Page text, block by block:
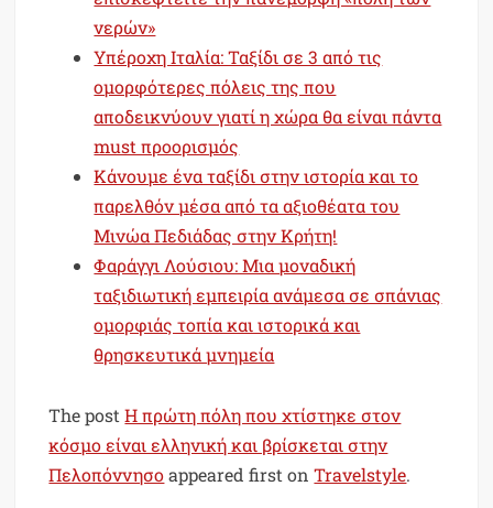
νερών»
Υπέροχη Ιταλία: Ταξίδι σε 3 από τις
ομορφότερες πόλεις της που
αποδεικνύουν γιατί η χώρα θα είναι πάντα
must προορισμός
Κάνουμε ένα ταξίδι στην ιστορία και το
παρελθόν μέσα από τα αξιοθέατα του
Μινώα Πεδιάδας στην Κρήτη!
Φαράγγι Λούσιου: Μια μοναδική
ταξιδιωτική εμπειρία ανάμεσα σε σπάνιας
ομορφιάς τοπία και ιστορικά και
θρησκευτικά μνημεία
The postΗ πρώτη πόλη που χτίστηκε στον
κόσμο είναι ελληνική και βρίσκεται στην
Πελοπόννησοappeared first onTravelstyle.